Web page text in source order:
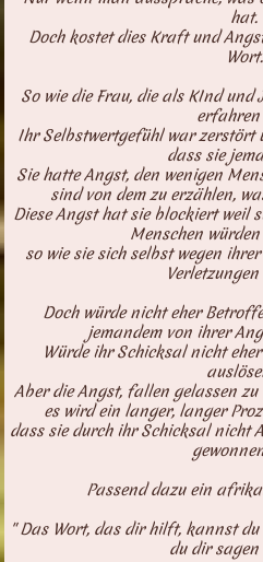
hat.
Doch kostet dies Kraft und
Wort.
So wie die Frau, die als KInd
Ihr Selbstwertgefühl war zerstört
dass sie
Sie hatte Angst, den wenigen
sind von dem zu erzählen,
Diese Angst hat sie blockiert weil
Menschen
so wie sie sich selbst wegen
Doch würde nicht eher
jemandem von ihrer
Würde ihr Schicksal nicht
Aber die Angst, fallen gelassen
es wird ein langer, langer
dass sie durch ihr Schicksal nicht
Passend dazu ein
" Das Wort, das dir hilft, kannst
du dir